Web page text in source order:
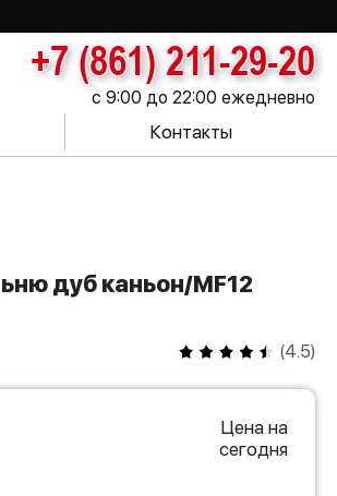
+7 (861) 211-29-20
с 9:00 до 22:00 ежедневно
Контакты
(4.5)
Цена на
сегодня